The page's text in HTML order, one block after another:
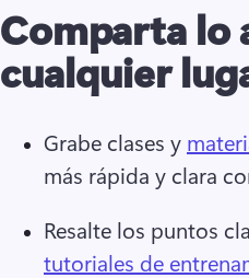
Comparta lo
cualquier
Grabe clases y
más rápida y clara
Resalte los puntos
tutoriales de